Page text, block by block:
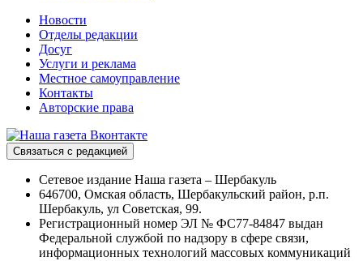
Новости
Отделы редакции
Досуг
Услуги и реклама
Местное самоуправление
Контакты
Авторские права
Связаться с редакцией
Сетевое издание Наша газета – Шербакуль
646700, Омская область, Шербакульский район, р.п.
Шербакуль, ул Советская, 99.
Регистрационный номер ЭЛ № ФС77-84847 выдан
Федеральной службой по надзору в сфере связи,
информационных технологий массовых коммуникаций